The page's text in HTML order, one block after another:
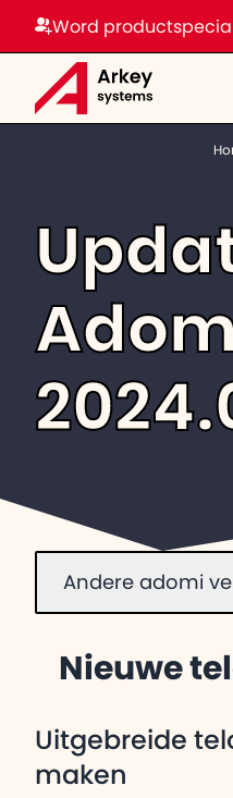
Word
Andere adomi
Nieuwe
Uitgebreide
maken